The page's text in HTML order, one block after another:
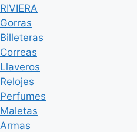
RIVIERA
Gorras
Billeteras
Correas
Llaveros
Relojes
Perfumes
Maletas
Armas